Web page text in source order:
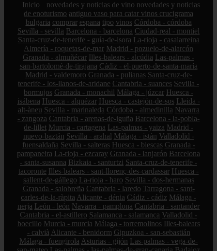
Inicio novedades y noticias de vino novedades y noticias
de enoturismo antiguo vaso para catar vinos crucigrama
bulgaria comprar espana tipo vinos Córdoba - córdoba
Sevilla - sevilla Barcelona - barcelona Ciudad-real - montiel
Santa-cruz-de-tenerife - guía-de-isora La-rioja - casalarreina
Almería - roquetas-de-mar Madrid - pozuelo-de-alarcón
Granada - almuñécar Illes-balears - alcúdia Las-palmas -
san-bartolomé-de-tirajana Cádiz - el-puerto-de-santa-maría
Madrid - valdemoro Granada - pulianas Santa-cruz-de-
tenerife - los-llanos-de-aridane Cantabria - suances Sevilla -
bormujos Granada - monachil Málaga - júzcar Huesca -
isábena Huesca - alquézar Huesca - castejón-de-sos Lleida -
alt-àneu Sevilla - marinaleda Córdoba - almedinilla Navarra
- zangoza Cantabria - arenas-de-iguña Barcelona - la-pobla-
de-lillet Murcia - cartagena Las-palmas - yaiza Madrid -
nuevo-baztán Sevilla - arahal Málaga - istán Valladolid -
fuensaldaña Sevilla - salteras Huesca - biescas Granada -
pampaneira La-rioja - ezcaray Granada - lanjarón Barcelona
- santa-susanna Bizkaia - santurtzi Santa-cruz-de-tenerife -
tacoronte Illes-balears - sant-llorenç-des-cardassar Huesca -
sallent-de-gállego La-rioja - haro Sevilla - dos-hermanas
Granada - salobreña Cantabria - laredo Tarragona - sant-
carles-de-la-ràpita Alicante - dénia Cádiz - cádiz Málaga -
nerja León - león Navarra - pamplona Cantabria - santander
Cantabria - el-astillero Salamanca - salamanca Valladolid -
boecillo Murcia - murcia Málaga - torremolinos Illes-balears
- calvià Alicante - benidorm Gipuzkoa - san-sebastián
Málaga - fuengirola Asturias - gijón Las-palmas - vega-de-